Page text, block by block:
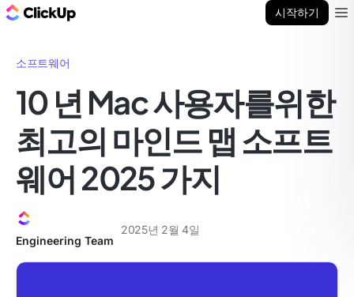
시작하기
소프트웨어
10 년 Mac 사용자를위한
최고의 마인드 맵 소프트
웨어 2025 가지
Engineering Team
2025년 2월 4일